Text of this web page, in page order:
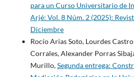
para un Curso Universitario de
Arjé: Vol. 8 Núm. 2 (2025):
Diciembre
Rocío Arias Soto, Lourdes
Corrales, Alexander Porras
Murillo,Segunda entrega: